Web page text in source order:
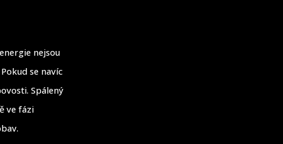
nejsou
se navíc
Spálený
ve fázi